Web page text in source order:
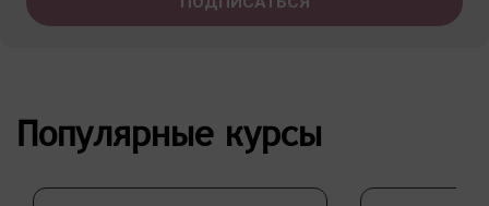
Популярные курсы